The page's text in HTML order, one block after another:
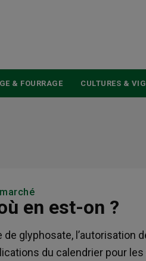
& FOURRAGE CULTURES &
en est-on ?
glyphosate, l’autorisation
du calendrier pour